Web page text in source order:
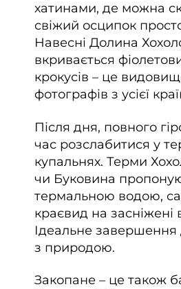
хатинами, де можна
свіжий осципок
Навесні Долина
вкривається
крокусів – це
фотографів з усієї
Після дня, повного
час розслабитися у
купальнях. Терми
чи Буковина
термальною водою,
краєвид на
Ідеальне завершення
з природою.
Закопане – це також